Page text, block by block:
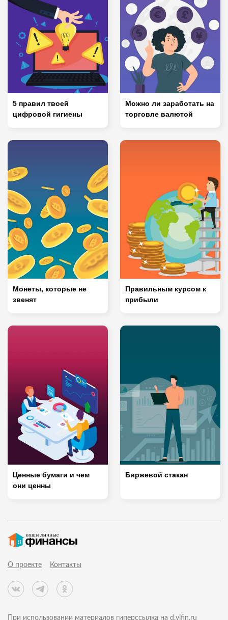
5 правил твоей
цифровой гигиены
Можно ли заработать на
торговле валютой
Монеты, которые не
звенят
Правильным курсом к
прибыли
Ценные бумаги и чем
они ценны
Биржевой стакан
О проекте Контакты
При использовании материалов гиперссылка на d.vlfin.ru